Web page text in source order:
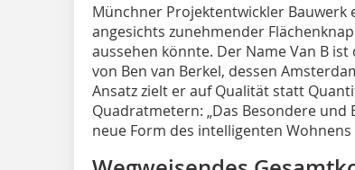
Münchner Projektentwickler Bauwerk
angesichts zunehmender
aussehen könnte. Der Name Van B
von Ben van Berkel, dessen
Ansatz zielt er auf Qualität statt
Quadratmetern: „Das Besondere und
neue Form des intelligenten Wohnens